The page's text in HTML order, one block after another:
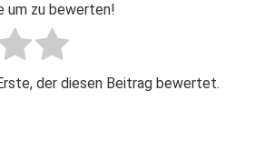
um zu bewerten!
der diesen Beitrag bewertet.